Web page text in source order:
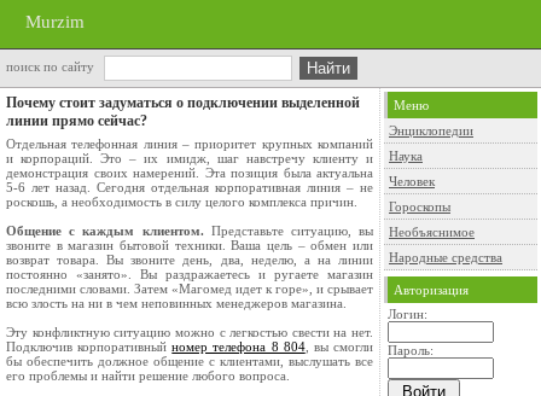
Murzim
поиск по сайту
Почему стоит задуматься о подключении выделенной
линии прямо сейчас?
Отдельная телефонная линия – приоритет крупных компаний
и корпораций. Это – их имидж, шаг навстречу клиенту и
демонстрация своих намерений. Эта позиция была актуальна
5-6 лет назад. Сегодня отдельная корпоративная линия – не
роскошь, а необходимость в силу целого комплекса причин.
Общение с каждым клиентом. Представьте ситуацию, вы
звоните в магазин бытовой техники. Ваша цель – обмен или
возврат товара. Вы звоните день, два, неделю, а на линии
постоянно «занято». Вы раздражаетесь и ругаете магазин
последними словами. Затем «Магомед идет к горе», и срывает
всю злость на ни в чем неповинных менеджеров магазина.
Эту конфликтную ситуацию можно с легкостью свести на нет.
Подключив корпоративныйномер телефона 8 804, вы смогли
бы обеспечить должное общение с клиентами, выслушать все
его проблемы и найти решение любого вопроса.
Меню
Энциклопедии
Наука
Человек
Гороскопы
Необъяснимое
Народные средства
Авторизация
Логин:
Пароль: